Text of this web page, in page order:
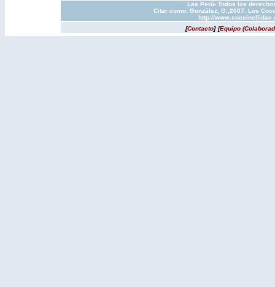
Las Perú- Todos los
Citar como: González, G.,2007. Los
http://
[Contacto] [Equipo